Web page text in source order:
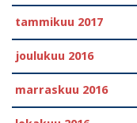
tammikuu 2017
joulukuu 2016
marraskuu 2016